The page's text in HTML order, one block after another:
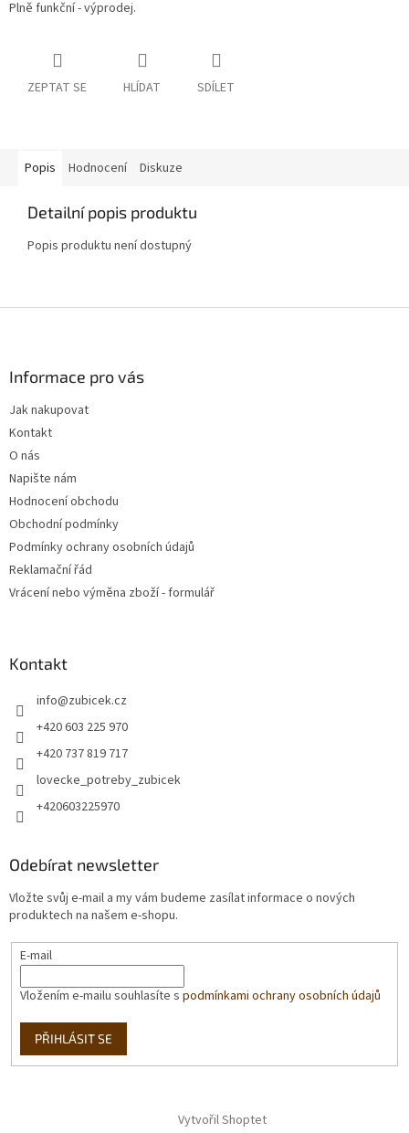
Plně funkční - výprodej.
ZEPTAT SE HLÍDAT SDÍLET
Popis Hodnocení Diskuze
Detailní popis produktu
Popis produktu není dostupný
Informace pro vás
Jak nakupovat
Kontakt
O nás
Napište nám
Hodnocení obchodu
Obchodní podmínky
Podmínky ochrany osobních údajů
Reklamační řád
Vrácení nebo výměna zboží - formulář
Kontakt
info@zubicek.cz
+420 603 225 970
+420 737 819 717
lovecke_potreby_zubicek
+420603225970
Odebírat newsletter
Vložte svůj e-mail a my vám budeme zasílat informace o nových
produktech na našem e-shopu.
E-mail
Vložením e-mailu souhlasíte s podmínkami ochrany osobních údajů
PŘIHLÁSIT SE
Vytvořil Shoptet